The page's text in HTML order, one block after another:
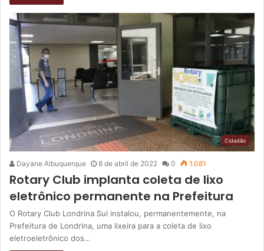
Cidadão
Dayane Albuquerque 8 de abril de 2022 0 1.081
Rotary Club implanta coleta de lixo
eletrônico permanente na Prefeitura
O Rotary Club Londrina Sul instalou, permanentemente, na
Prefeitura de Londrina, uma lixeira para a coleta de lixo
eletroeletrônico dos…